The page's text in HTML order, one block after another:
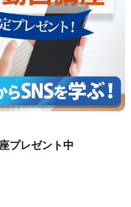
プレゼント中